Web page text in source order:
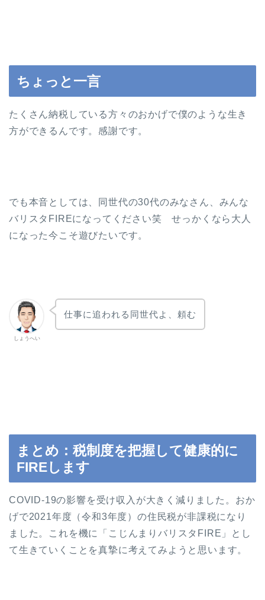
ちょっと一言
たくさん納税している方々のおかげで僕のような生き
方ができるんです。感謝です。
でも本音としては、同世代の30代のみなさん、みんな
バリスタFIREになってください笑 せっかくなら大人
になった今こそ遊びたいです。
しょうへい
仕事に追われる同世代よ、頼む
まとめ：税制度を把握して健康的に
FIREします
COVID-19の影響を受け収入が大きく減りました。おか
げで2021年度（令和3年度）の住民税が非課税になり
ました。これを機に「こじんまりバリスタFIRE」とし
て生きていくことを真摯に考えてみようと思います。